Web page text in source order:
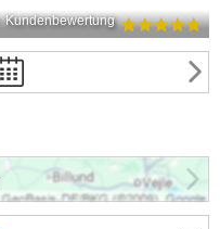
Kundenbewertung